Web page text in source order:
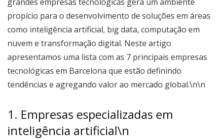
propício para o desenvolvimento de soluções em áreas
como inteligência artificial, big data, computação em
nuvem e transformação digital. Neste artigo
apresentamos uma lista com as 7 principais empresas
tecnológicas em Barcelona que estão definindo
tendências e agregando valor ao mercado global.\n\n
1. Empresas especializadas em
inteligência artificial\n